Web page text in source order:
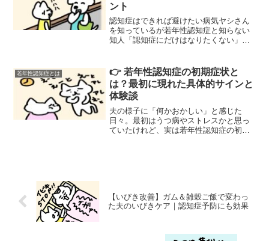
ント
認知症はできれば避けたい病気ヤシさん
を知っているが若年性認知症と知らない
知人「認知症にだけはなりたくない」こ
し、いずれにしてもまだ先の話だと思っ
ていました。それがまさか、...
若年性認知症とは
👉 若年性認知症の初期症状と
は？最初に現れた具体的サインと
体験談
夫の様子に「何かおかしい」と感じた
日々。最初はうつ病やストレスかと思っ
ていたけれど、実は若年性認知症の初期
【いびき改善】ガム＆雑穀ご飯で変わっ
た夫のいびきケア｜認知症予防にも効果